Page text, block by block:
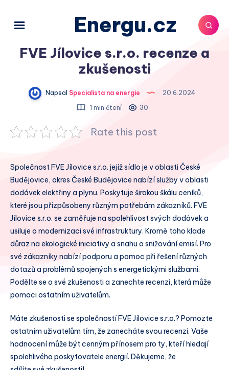
Energu.cz
FVE Jílovice s.r.o. recenze a
zkušenosti
Napsal Specialista na energie
20.6.2024
1 min čtení
30
Rate this post
Společnost FVE Jílovice s.r.o. jejíž sídlo je v oblasti České
Budějovice, okres České Budějovice nabízí služby v oblasti
dodávek elektřiny a plynu. Poskytuje širokou škálu ceníků,
které jsou přizpůsobeny různým potřebám zákazníků. FVE
Jílovice s.r.o. se zaměřuje na spolehlivost svých dodávek a
usiluje o modernizaci své infrastruktury. Kromě toho klade
důraz na ekologické iniciativy a snahu o snižování emisí. Pro
své zákazníky nabízí podporu a pomoc při řešení různých
dotazů a problémů spojených s energetickými službami.
Podělte se o své zkušenosti a zanechte recenzi, která může
pomoci ostatním uživatelům.
Máte zkušenosti se společností FVE Jílovice s.r.o.? Pomozte
ostatním uživatelům tím, že zanecháte svou recenzi. Vaše
hodnocení může být cenným přínosem pro ty, kteří hledají
spolehlivého poskytovatele energií. Děkujeme, že